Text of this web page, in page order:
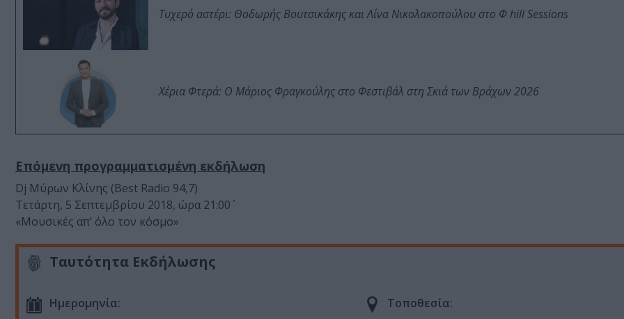
Τυχερό αστέρι: Θοδωρής Βουτσικάκης και Λίνα Νικολακοπούλου στο Φ hill Sessions
Χέρια Φτερά: Ο Μάριος Φραγκούλης στο Φεστιβάλ στη Σκιά των Βράχων 2026
Επόμενη προγραμματισμένη εκδήλωση
Dj Μύρων Κλίνης (Best Radio 94,7)
Τετάρτη, 5 Σεπτεμβρίου 2018, ώρα 21:00΄
«Μουσικές απ’ όλο τον κόσμο»
Ταυτότητα Εκδήλωσης
Ημερομηνία: Τοποθεσία: